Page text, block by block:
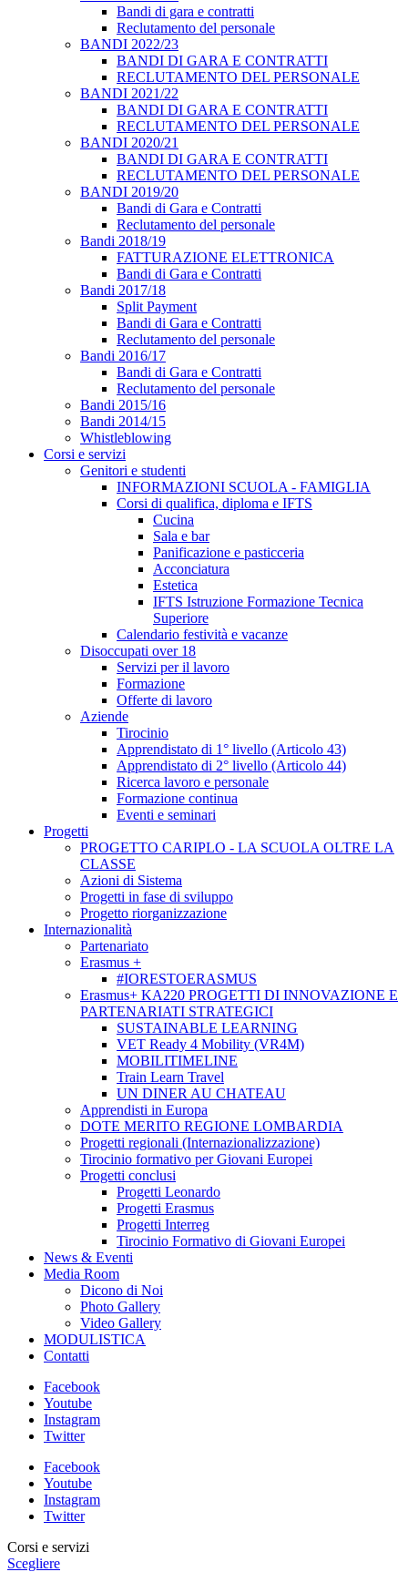
Bandi di gara e contratti
Reclutamento del personale
BANDI 2022/23
BANDI DI GARA E CONTRATTI
RECLUTAMENTO DEL PERSONALE
BANDI 2021/22
BANDI DI GARA E CONTRATTI
RECLUTAMENTO DEL PERSONALE
BANDI 2020/21
BANDI DI GARA E CONTRATTI
RECLUTAMENTO DEL PERSONALE
BANDI 2019/20
Bandi di Gara e Contratti
Reclutamento del personale
Bandi 2018/19
FATTURAZIONE ELETTRONICA
Bandi di Gara e Contratti
Bandi 2017/18
Split Payment
Bandi di Gara e Contratti
Reclutamento del personale
Bandi 2016/17
Bandi di Gara e Contratti
Reclutamento del personale
Bandi 2015/16
Bandi 2014/15
Whistleblowing
Corsi e servizi
Genitori e studenti
INFORMAZIONI SCUOLA - FAMIGLIA
Corsi di qualifica, diploma e IFTS
Cucina
Sala e bar
Panificazione e pasticceria
Acconciatura
Estetica
IFTS Istruzione Formazione Tecnica
Superiore
Calendario festività e vacanze
Disoccupati over 18
Servizi per il lavoro
Formazione
Offerte di lavoro
Aziende
Tirocinio
Apprendistato di 1° livello (Articolo 43)
Apprendistato di 2° livello (Articolo 44)
Ricerca lavoro e personale
Formazione continua
Eventi e seminari
Progetti
PROGETTO CARIPLO - LA SCUOLA OLTRE LA
CLASSE
Azioni di Sistema
Progetti in fase di sviluppo
Progetto riorganizzazione
Internazionalità
Partenariato
Erasmus +
#IORESTOERASMUS
Erasmus+ KA220 PROGETTI DI INNOVAZIONE E
PARTENARIATI STRATEGICI
SUSTAINABLE LEARNING
VET Ready 4 Mobility (VR4M)
MOBILITIMELINE
Train Learn Travel
UN DINER AU CHATEAU
Apprendisti in Europa
DOTE MERITO REGIONE LOMBARDIA
Progetti regionali (Internazionalizzazione)
Tirocinio formativo per Giovani Europei
Progetti conclusi
Progetti Leonardo
Progetti Erasmus
Progetti Interreg
Tirocinio Formativo di Giovani Europei
News & Eventi
Media Room
Dicono di Noi
Photo Gallery
Video Gallery
MODULISTICA
Contatti
Facebook
Youtube
Instagram
Twitter
Facebook
Youtube
Instagram
Twitter
Corsi e servizi
Scegliere